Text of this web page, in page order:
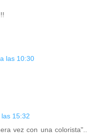
las 10:30
15:32
vez con una colorista"..